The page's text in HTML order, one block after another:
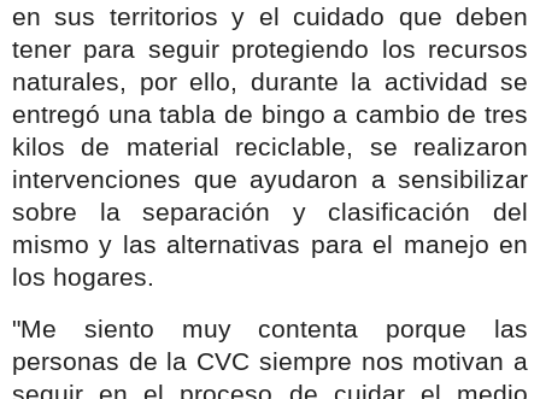
en sus territorios y el cuidado que deben
tener para seguir protegiendo los recursos
naturales, por ello, durante la actividad se
entregó una tabla de bingo a cambio de tres
kilos de material reciclable, se realizaron
intervenciones que ayudaron a sensibilizar
sobre la separación y clasificación del
mismo y las alternativas para el manejo en
los hogares.
"Me siento muy contenta porque las
personas de la CVC siempre nos motivan a